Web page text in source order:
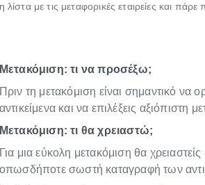
με τις μεταφορικές εταιρείες και
Μετακόμιση: τι να προσέξω;
Πριν τη μετακόμιση είναι σημαντικό
αντικείμενα και να επιλέξεις αξιόπιστη
Μετακόμιση: τι θα χρειαστώ;
Για μια εύκολη μετακόμιση θα
οπωσδήποτε σωστή καταγραφή των